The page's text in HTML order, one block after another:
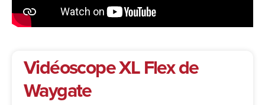
Vidéoscope XL Flex de
Waygate